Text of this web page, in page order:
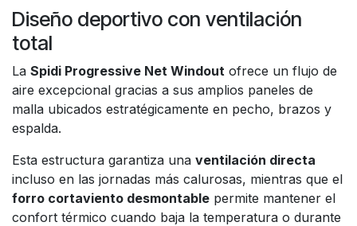
Diseño deportivo con ventilación
total
La Spidi Progressive Net Windout ofrece un flujo de
aire excepcional gracias a sus amplios paneles de
malla ubicados estratégicamente en pecho, brazos y
espalda.
Esta estructura garantiza una ventilación directa
incluso en las jornadas más calurosas, mientras que el
forro cortaviento desmontable permite mantener el
confort térmico cuando baja la temperatura o durante